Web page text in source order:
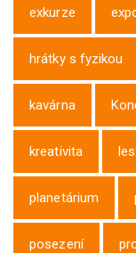
exkurze
hrátky s fyzikou
kavárna
kreativita les
planetárium
posezení